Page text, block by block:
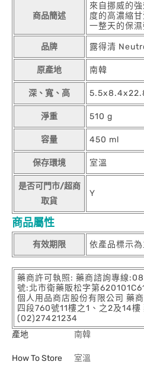
商品簡述
來自挪威的
度的高濃縮
一整天的保濕
品牌 露得清
原產地 南韓
深、寬、高
淨重 510 g
容量 450 ml
保存環境 室溫
是否可門市/超商
取貨
Y
商品屬性
有效期限 依產品標示為
藥商許可執照: 藥商諮詢專線
號:北市衛藥販松字第
個人用品商店股份有限公司 藥
四段760號11樓之1、之2及14樓
(02)27421234
產地
南韓
How To Store 室溫